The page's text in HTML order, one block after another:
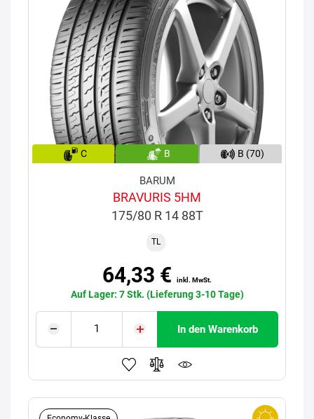
C B B (70)
BARUM
BRAVURIS 5HM
175/80 R 14 88T
TL
64,33 € inkl. MwSt.
Auf Lager: 7 Stk. (Lieferung 3-10 Tage)
In den Warenkorb